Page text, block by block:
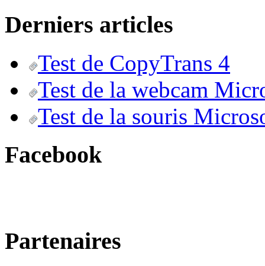
Derniers articles
Test de CopyTrans 4
Test de la webcam
Test de la souris
Facebook
Partenaires